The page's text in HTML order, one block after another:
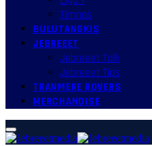
Timnas
BULUTANGKIS
JEBREEET
Jebreeet Talk
Jebreeet Tips
TRANMERE ROVERS
MERCHANDISE